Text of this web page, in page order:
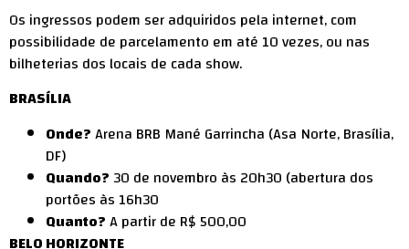
Os ingressos podem ser adquiridos pela internet, com
possibilidade de parcelamento em até 10 vezes, ou nas
bilheterias dos locais de cada show.
BRASÍLIA
Onde?Arena BRB Mané Garrincha (Asa Norte, Brasília,
DF)
Quando?30 de novembro às 20h30 (abertura dos
portões às 16h30
Quanto?A partir de R$ 500,00
BELO HORIZONTE